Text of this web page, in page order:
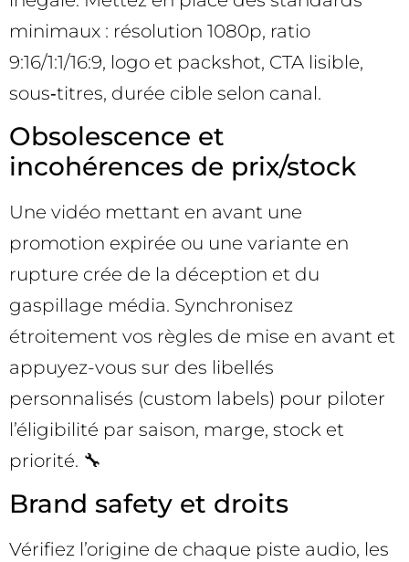
minimaux : résolution 1080p, ratio
9:16/1:1/16:9, logo et packshot, CTA lisible,
sous‑titres, durée cible selon canal.
Obsolescence et
incohérences de prix/stock
Une vidéo mettant en avant une
promotion expirée ou une variante en
rupture crée de la déception et du
gaspillage média. Synchronisez
étroitement vos règles de mise en avant et
appuyez-vous sur des libellés
personnalisés (custom labels) pour piloter
l’éligibilité par saison, marge, stock et
priorité. 🔧
Brand safety et droits
Vérifiez l’origine de chaque piste audio, les